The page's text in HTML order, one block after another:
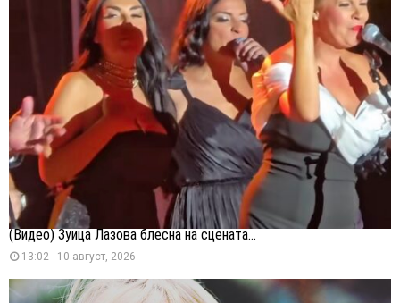
(Видео) Зуица Лазова блесна на сцената...
13:02 - 10 август, 2026